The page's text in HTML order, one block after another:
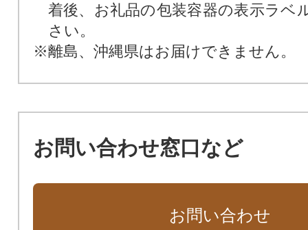
着後、お礼品の包装容器の表示ラベ
さい。
※離島、沖縄県はお届けできません。
お問い合わせ窓口など
お問い合わせ